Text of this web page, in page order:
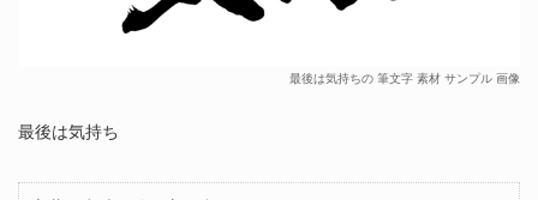
最後は気持ちの 筆文字 素材 サンプル 画像
最後は気持ち